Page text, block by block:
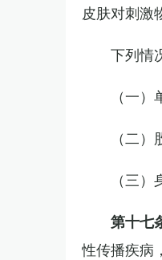
皮肤对刺激
下列情
（一
（二
（三
第十七
性传播疾病